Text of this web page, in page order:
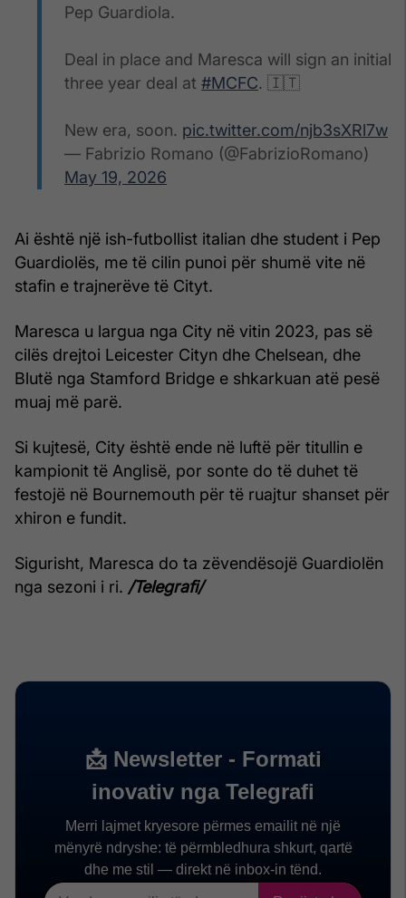
Pep Guardiola.
Deal in place and Maresca will sign an initial
three year deal at #MCFC. 🇮🇹
New era, soon. pic.twitter.com/njb3sXRl7w
— Fabrizio Romano (@FabrizioRomano)
May 19, 2026
Ai është një ish-futbollist italian dhe student i Pep
Guardiolës, me të cilin punoi për shumë vite në
stafin e trajnerëve të Cityt.
Maresca u largua nga City në vitin 2023, pas së
cilës drejtoi Leicester Cityn dhe Chelsean, dhe
Blutë nga Stamford Bridge e shkarkuan atë pesë
muaj më parë.
Si kujtesë, City është ende në luftë për titullin e
kampionit të Anglisë, por sonte do të duhet të
festojë në Bournemouth për të ruajtur shanset për
xhiron e fundit.
Sigurisht, Maresca do ta zëvendësojë Guardiolën
nga sezoni i ri. /Telegrafi/